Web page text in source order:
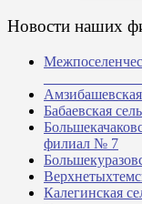
Новости наших
Бабаевская
филиал № 7
Калегинская